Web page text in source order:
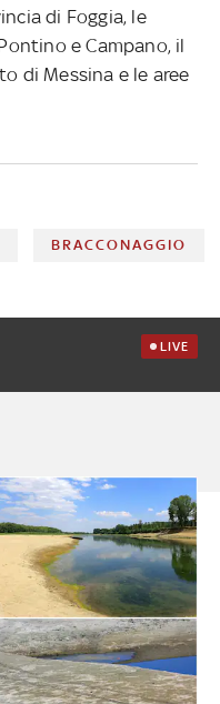
di Foggia, le
e Campano, il
di Messina e le aree
BRACCONAGGIO
LIVE